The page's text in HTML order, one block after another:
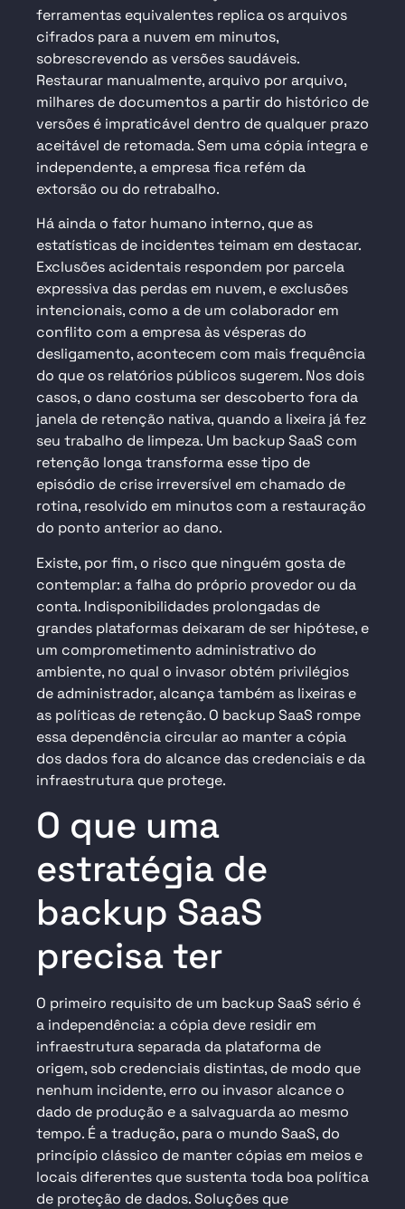
ferramentas equivalentes replica os arquivos
cifrados para a nuvem em minutos,
sobrescrevendo as versões saudáveis.
Restaurar manualmente, arquivo por arquivo,
milhares de documentos a partir do histórico de
versões é impraticável dentro de qualquer prazo
aceitável de retomada. Sem uma cópia íntegra e
independente, a empresa fica refém da
extorsão ou do retrabalho.
Há ainda o fator humano interno, que as
estatísticas de incidentes teimam em destacar.
Exclusões acidentais respondem por parcela
expressiva das perdas em nuvem, e exclusões
intencionais, como a de um colaborador em
conflito com a empresa às vésperas do
desligamento, acontecem com mais frequência
do que os relatórios públicos sugerem. Nos dois
casos, o dano costuma ser descoberto fora da
janela de retenção nativa, quando a lixeira já fez
seu trabalho de limpeza. Um backup SaaS com
retenção longa transforma esse tipo de
episódio de crise irreversível em chamado de
rotina, resolvido em minutos com a restauração
do ponto anterior ao dano.
Existe, por fim, o risco que ninguém gosta de
contemplar: a falha do próprio provedor ou da
conta. Indisponibilidades prolongadas de
grandes plataformas deixaram de ser hipótese, e
um comprometimento administrativo do
ambiente, no qual o invasor obtém privilégios
de administrador, alcança também as lixeiras e
as políticas de retenção. O backup SaaS rompe
essa dependência circular ao manter a cópia
dos dados fora do alcance das credenciais e da
infraestrutura que protege.
O que uma
estratégia de
backup SaaS
precisa ter
O primeiro requisito de um backup SaaS sério é
a independência: a cópia deve residir em
infraestrutura separada da plataforma de
origem, sob credenciais distintas, de modo que
nenhum incidente, erro ou invasor alcance o
dado de produção e a salvaguarda ao mesmo
tempo. É a tradução, para o mundo SaaS, do
princípio clássico de manter cópias em meios e
locais diferentes que sustenta toda boa política
de proteção de dados. Soluções que